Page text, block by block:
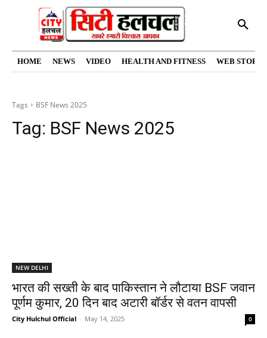
HOME NEWS VIDEO HEALTH AND FITNESS WEB
Tags BSF News 2025
Tag: BSF News 2025
NEW DELHI
भारत की सख्ती के बाद पाकिस्तान ने लौटाया BSF जवान
पूर्णम कुमार, 20 दिन बाद अटारी बॉर्डर से वतन वापसी
City Hulchul Official - May 14, 2025 0